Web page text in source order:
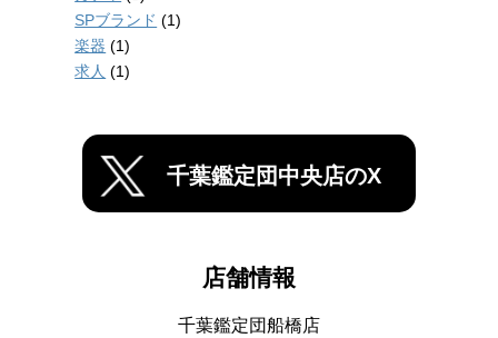
SPブランド (1)
楽器 (1)
求人 (1)
千葉鑑定団中央店のX
店舗情報
千葉鑑定団船橋店